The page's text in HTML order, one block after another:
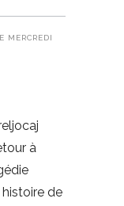
MERCREDI
à
de